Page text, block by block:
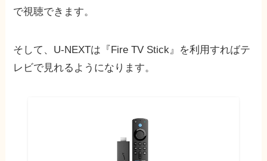
で視聴できます。
そして、U-NEXTは『Fire TV Stick』を利用すればテ
レビで見れるようになります。